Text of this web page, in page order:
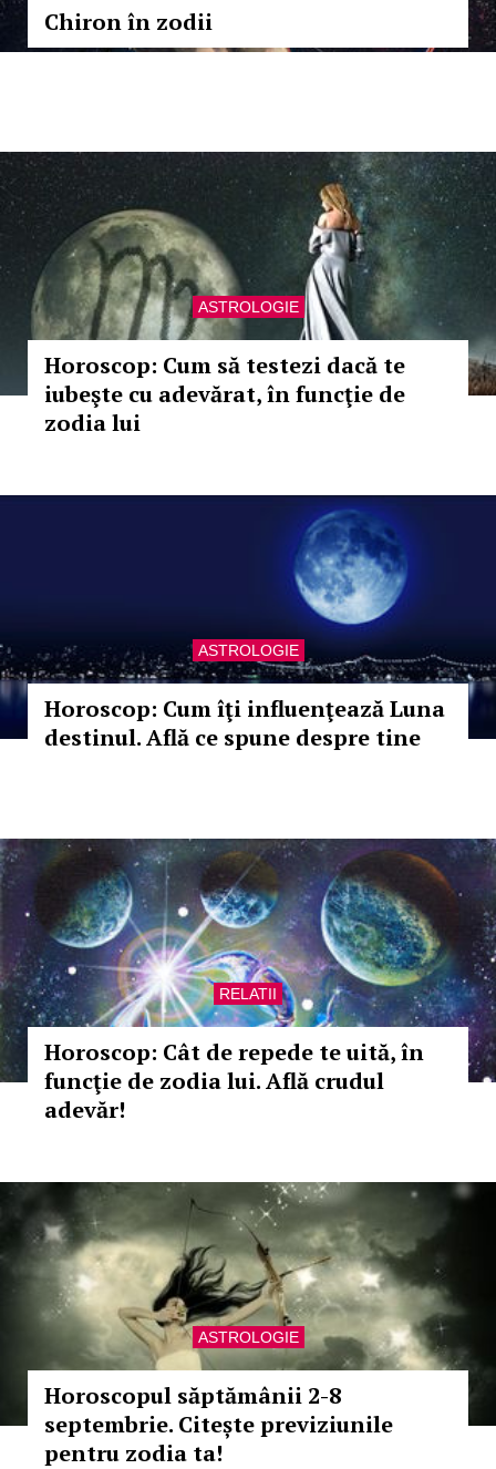
Chiron în zodii
ASTROLOGIE
Horoscop: Cum să testezi dacă te
iubeşte cu adevărat, în funcţie de
zodia lui
ASTROLOGIE
Horoscop: Cum îţi influenţează Luna
destinul. Află ce spune despre tine
RELATII
Horoscop: Cât de repede te uită, în
funcţie de zodia lui. Află crudul
adevăr!
ASTROLOGIE
Horoscopul săptămânii 2-8
septembrie. Citește previziunile
pentru zodia ta!